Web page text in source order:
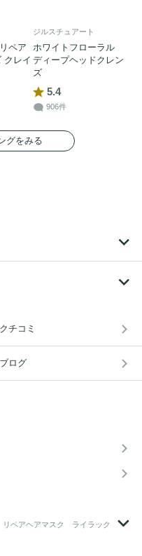
ペア
クレイ
ジルスチュアート
ホワイトフローラル
ディープヘッドクレン
ズ
5.4
906件
グをみる
クチコミ
ブログ
ペアヘアマスク ライラック